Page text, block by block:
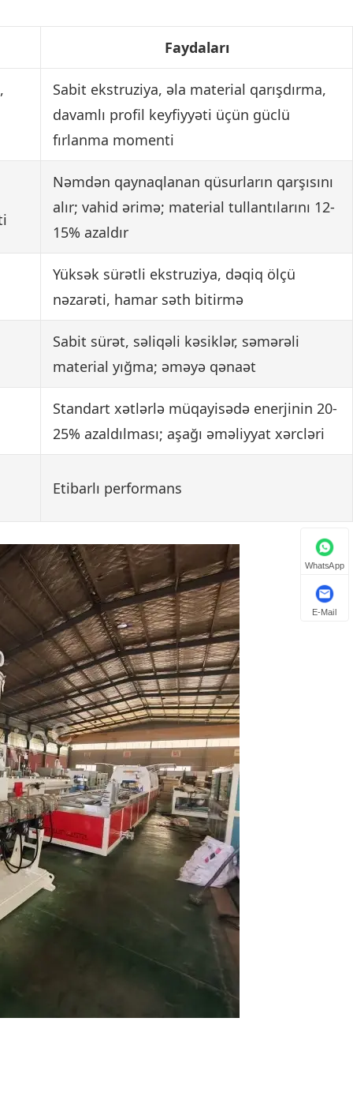
Faydaları
Sabit ekstruziya, əla material qarışdırma,
davamlı profil keyfiyyəti üçün güclü
fırlanma momenti
Nəmdən qaynaqlanan qüsurların qarşısını
alır; vahid ərimə; material tullantılarını 12-
15% azaldır
Yüksək sürətli ekstruziya, dəqiq ölçü
nəzarəti, hamar səth bitirmə
Sabit sürət, səliqəli kəsiklər, səmərəli
material yığma; əməyə qənaət
Standart xətlərlə müqayisədə enerjinin 20-
25% azaldılması; aşağı əməliyyat xərcləri
Etibarlı performans
WhatsApp
E-Mail